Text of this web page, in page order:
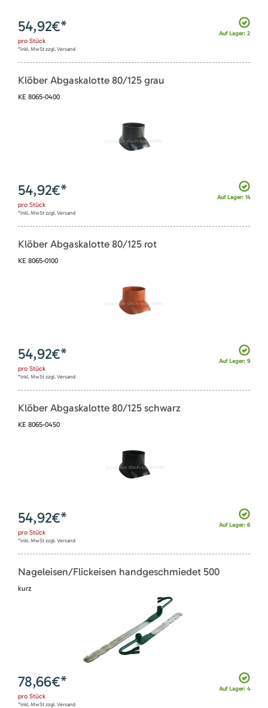
Auf Lager: 2
54,92€*
pro Stück
*inkl. MwSt zzgl. Versand
Klöber Abgaskalotte 80/125 grau
KE 8065-0400
Auf Lager: 14
54,92€*
pro Stück
*inkl. MwSt zzgl. Versand
Klöber Abgaskalotte 80/125 rot
KE 8065-0100
Auf Lager: 9
54,92€*
pro Stück
*inkl. MwSt zzgl. Versand
Klöber Abgaskalotte 80/125 schwarz
KE 8065-0450
Auf Lager: 6
54,92€*
pro Stück
*inkl. MwSt zzgl. Versand
Nageleisen/Flickeisen handgeschmiedet 500
kurz
Auf Lager: 4
78,66€*
pro Stück
*inkl. MwSt zzgl. Versand